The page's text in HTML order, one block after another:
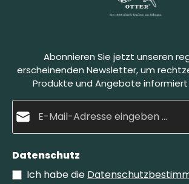
möglich.
GmbHSchwertstraße 35, 42651
der Belgische Brocken angefeuchtet.
welche die Klinge fein schleift und
poliert. Der Belgische Brocken
kleinere Variante unserer
Abonnieren Sie jetzt unseren
erscheinenden Newsletter, um
Produkte und Angebote informiert
Datenschutz
Ich habe die